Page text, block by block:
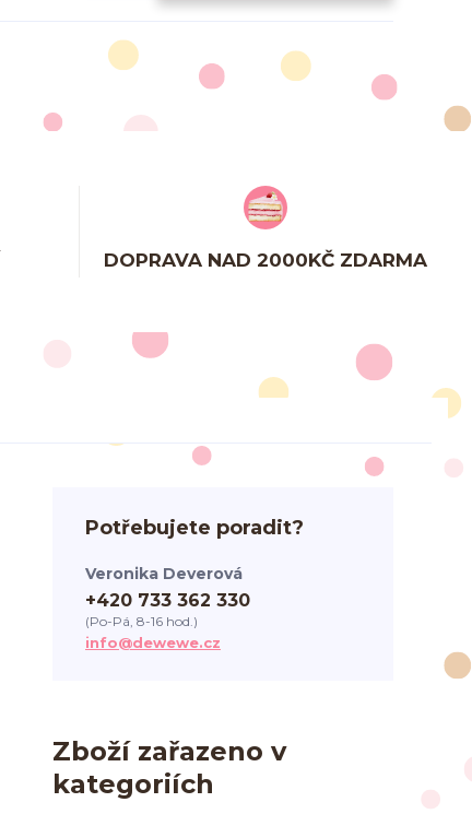
DOPRAVA NAD 2000KČ ZDARMA
Zboží zařazeno v
kategoriích
Potřebujete poradit?
Veronika Deverová
+420 733 362 330
(Po-Pá, 8-16 hod.)
info@dewewe.cz